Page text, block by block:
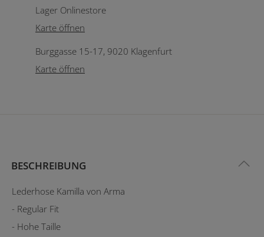
Lager Onlinestore
Karte öffnen
Burggasse 15-17, 9020 Klagenfurt
Karte öffnen
BESCHREIBUNG
Lederhose Kamilla von Arma
- Regular Fit
- Hohe Taille